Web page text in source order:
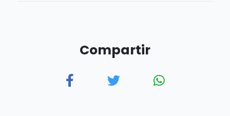
Compartir